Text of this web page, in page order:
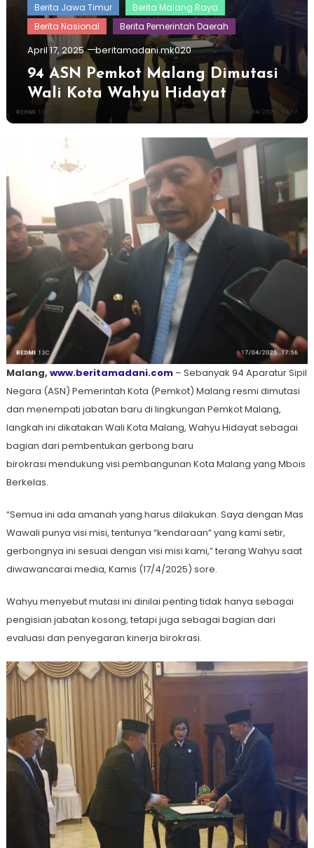
Berita Jawa Timur
Berita Malang Raya
Berita Nasional
Berita Pemerintah Daerah
April 17, 2025 beritamadani.mk020
94 ASN Pemkot Malang Dimutasi
Wali Kota Wahyu Hidayat
Malang, www.beritamadani.com – Sebanyak 94 Aparatur Sipil
Negara (ASN) Pemerintah Kota (Pemkot) Malang resmi dimutasi
dan menempati jabatan baru di lingkungan Pemkot Malang,
langkah ini dikatakan Wali Kota Malang, Wahyu Hidayat sebagai
bagian dari pembentukan gerbong baru
birokrasi mendukung visi pembangunan Kota Malang yang Mbois
Berkelas.
“Semua ini ada amanah yang harus dilakukan. Saya dengan Mas
Wawali punya visi misi, tentunya “kendaraan” yang kami setir,
gerbongnya ini sesuai dengan visi misi kami,” terang Wahyu saat
diwawancarai media, Kamis (17/4/2025) sore.
Wahyu menyebut mutasi ini dinilai penting tidak hanya sebagai
pengisian jabatan kosong, tetapi juga sebagai bagian dari
evaluasi dan penyegaran kinerja birokrasi.